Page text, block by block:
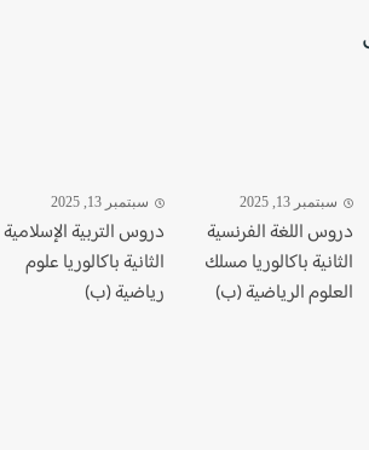
سبتمبر 13, 2025
دروس اللغة الفرنسية
الثانية باكالوريا مسلك
العلوم الرياضية (ب)
سبتمبر 13, 2025
دروس التربية الإسلامية
الثانية باكالوريا علوم
رياضية (ب)